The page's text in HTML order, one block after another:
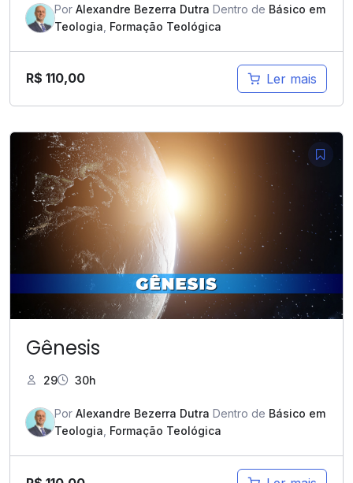
Por Alexandre Bezerra Dutra Dentro de Básico em
Teologia Formação Teológica
R$ 110,00 Ler mais
Gênesis
29 30h
Por Alexandre Bezerra Dutra Dentro de Básico em
Teologia Formação Teológica